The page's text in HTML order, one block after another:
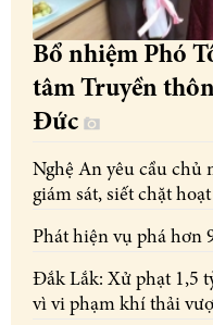
Bổ nhiệm Phó
tâm Truyền
Đức
Nghệ An yêu cầu chủ
giám sát, siết chặt
Đắk Lắk: Xử phạt 1,5
vì vi phạm khí thải